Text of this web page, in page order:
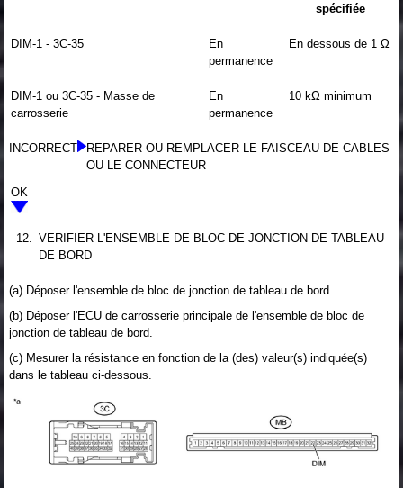
spécifiée
DIM-1 - 3C-35
En
permanence
En dessous de 1 Ω
DIM-1 ou 3C-35 - Masse de
carrosserie
En
permanence
10 kΩ minimum
INCORRECT
REPARER OU REMPLACER LE FAISCEAU DE CABLES
OU LE CONNECTEUR
OK
12.
VERIFIER L'ENSEMBLE DE BLOC DE JONCTION DE TABLEAU
DE BORD
(a) Déposer l'ensemble de bloc de jonction de tableau de bord.
(b) Déposer l'ECU de carrosserie principale de l'ensemble de bloc de
jonction de tableau de bord.
(c) Mesurer la résistance en fonction de la (des) valeur(s) indiquée(s)
dans le tableau ci-dessous.